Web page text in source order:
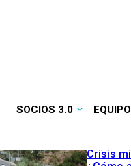
SOCIOS 3.0 EQUIPO
Crisis